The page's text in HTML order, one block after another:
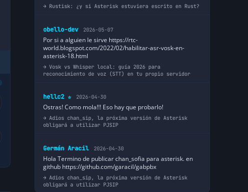
Rustisk: ¿y si Asterisk estuviera escrito en Rust?
obello-dev 2026-05-07
Por si a alguien le sirve https://rtc-
world.blogspot.com/2022/02/habilitar-asr-vosk-en-
asterisk-18.html
Vosk vs Whisper local: guía 2026 para
reconocimiento de voz (STT) en tu propio servidor
hellc2 ⭐ 2026-04-30
Ostras! Como mola!!! Eso hay que probarlo!
Adios chan_sip, la próxima versión de Asterisk
obligará a utilizar PJSIP
Germán Aracil 2026-04-30
Hola Termino de publicar chan_sofia para asterisk. en
github https://github.com/garacil/gabpbx
Adios chan_sip, la próxima versión de Asterisk
obligará a utilizar PJSIP